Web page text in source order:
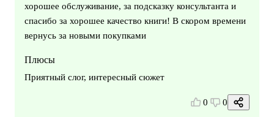
хорошее обслуживание, за подсказку консультанта и
спасибо за хорошее качество книги! В скором времени
вернусь за новыми покупками
Плюсы
Приятный слог, интересный сюжет
0 0